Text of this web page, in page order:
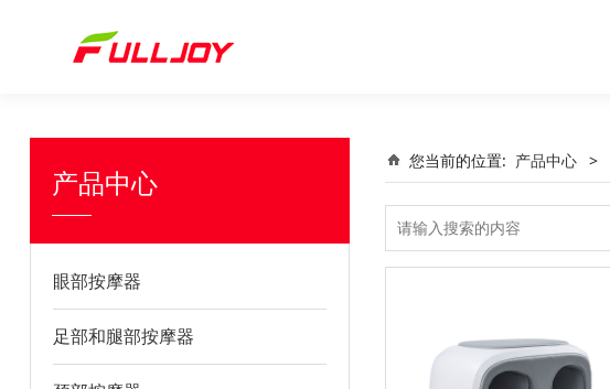
产品中心
眼部按摩器
足部和腿部按摩器
您当前的位置: 产品中心 >